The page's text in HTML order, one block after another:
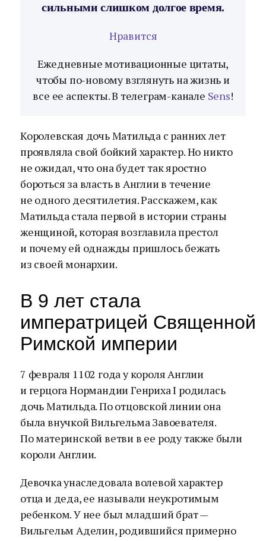
сильными слишком долгое время.
Нравится
Ежедневные мотивационные цитаты,
чтобы по-новому взглянуть на жизнь и
все ее аспекты. В телеграм-канале Sens!
Королевская дочь Матильда с ранних лет
проявляла свой бойкий характер. Но никто
не ожидал, что она будет так яростно
бороться за власть в Англии в течение
не одного десятилетия. Расскажем, как
Матильда стала первой в истории страны
женщиной, которая возглавила престол
и почему ей однажды пришлось бежать
из своей монархии.
В 9 лет стала
императрицей Священной
Римской империи
7 февраля 1102 года у короля Англии
и герцога Нормандии Генриха I родилась
дочь Матильда. По отцовской линии она
была внучкой Вильгельма Завоевателя.
По материнской ветви в ее роду также были
короли Англии.
Девочка унаследовала волевой характер
отца и деда, ее называли неукротимым
ребенком. У нее был младший брат —
Вильгельм Аделин, родившийся примерно